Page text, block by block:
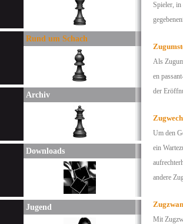
Rund um Schach
Archiv
Downloads
Jugend
Spieler, in
Als
en
der
Um den
ein
andere
Mit